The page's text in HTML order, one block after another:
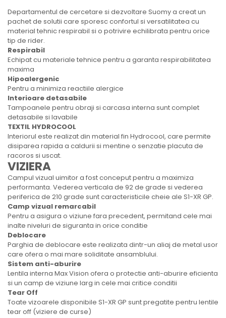
Departamentul de cercetare si dezvoltare Suomy a creat un
pachet de solutii care sporesc confortul si versatilitatea cu
material tehnic respirabil si o potrivire echilibrata pentru orice
tip de rider.
Respirabil
Echipat cu materiale tehnice pentru a garanta respirabilitatea
maxima
Hipoalergenic
Pentru a minimiza reactiile alergice
Interioare detasabile
Tampoanele pentru obraji si carcasa interna sunt complet
detasabile si lavabile
TEXTIL HYDROCOOL
Interiorul este realizat din material fin Hydrocool, care permite
disiparea rapida a caldurii si mentine o senzatie placuta de
racoros si uscat.
VIZIERA
Campul vizual uimitor a fost conceput pentru a maximiza
performanta. Vederea verticala de 92 de grade si vederea
periferica de 210 grade sunt caracteristicile cheie ale S1-XR GP.
Camp vizual remarcabil
Pentru a asigura o viziune fara precedent, permitand cele mai
inalte niveluri de siguranta in orice conditie
Deblocare
Parghia de deblocare este realizata dintr-un aliaj de metal usor
care ofera o mai mare soliditate ansamblului.
Sistem anti-aburire
Lentila interna Max Vision ofera o protectie anti-aburire eficienta
si un camp de viziune larg in cele mai critice conditii
Tear Off
Toate vizoarele disponibile S1-XR GP sunt pregatite pentru lentile
tear off (viziere de curse)